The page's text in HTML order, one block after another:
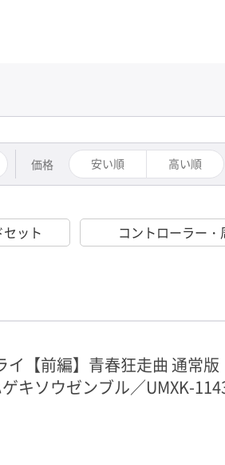
価格 安い順 高い順
ット コントローラー
イ【前編】青春狂走曲 通常版
キソウゼンブル／UMXK-